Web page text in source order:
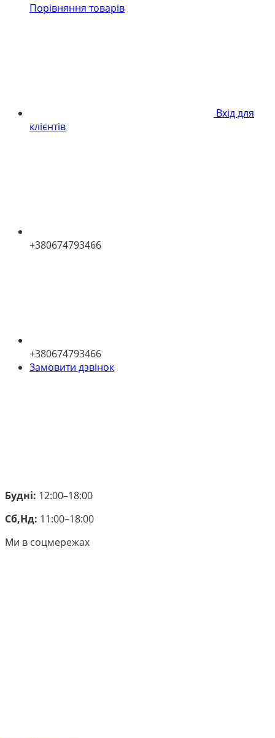
Порівняння товарів
Вхід для
клієнтів
+380674793466
+380674793466
Замовити дзвінок
Будні: 12:00–18:00
Сб,Нд: 11:00–18:00
Ми в соцмережах